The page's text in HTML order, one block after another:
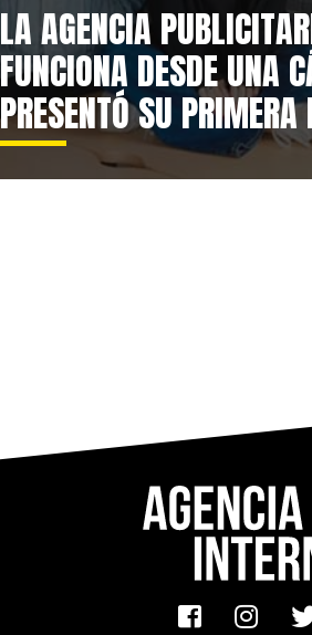
LA AGENCIA
FUNCIONA DESDE UNA
PRESENTÓ SU PRIMERA